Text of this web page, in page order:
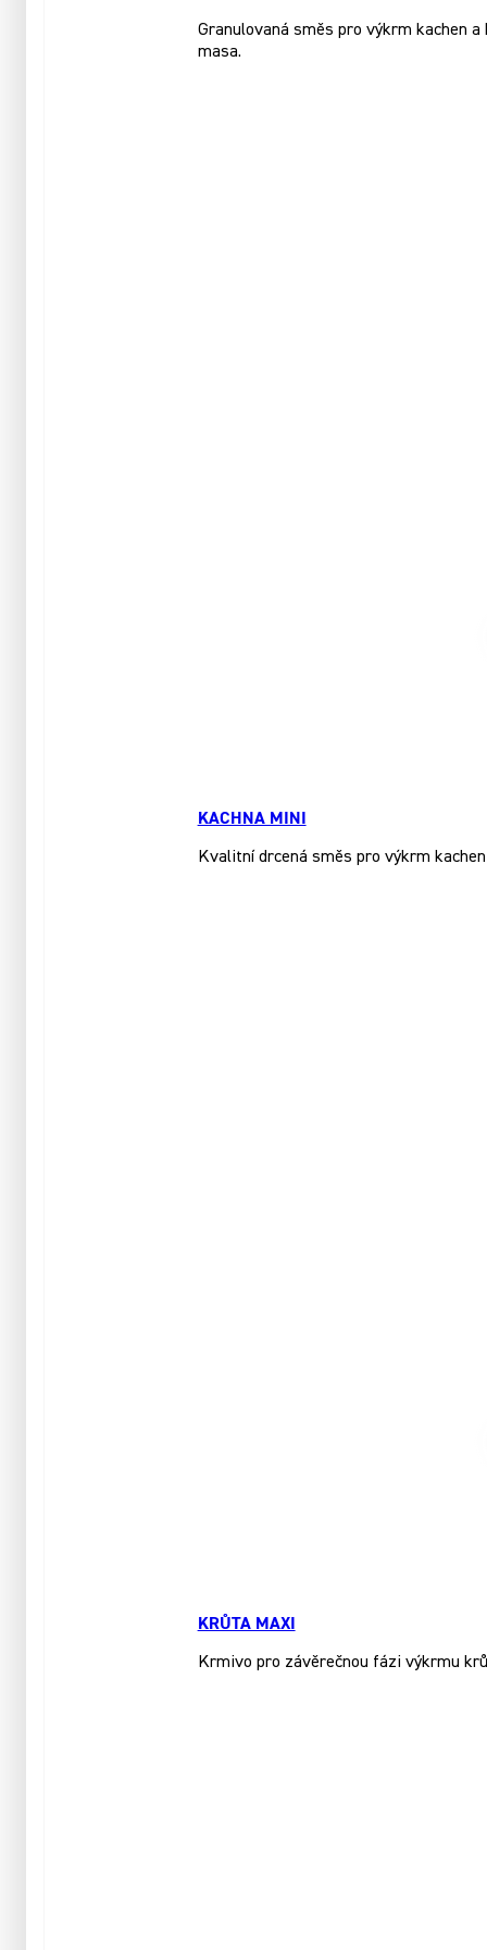
Granulovaná směs pro výkrm kachen
masa.
KACHNA MINI
Kvalitní drcená směs pro výkrm
KRŮTA MAXI
Krmivo pro závěrečnou fázi výkrmu